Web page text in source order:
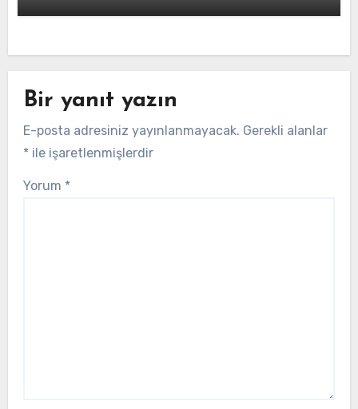
Bir yanıt yazın
E-posta adresiniz yayınlanmayacak. Gerekli alanlar
* ile işaretlenmişlerdir
Yorum *